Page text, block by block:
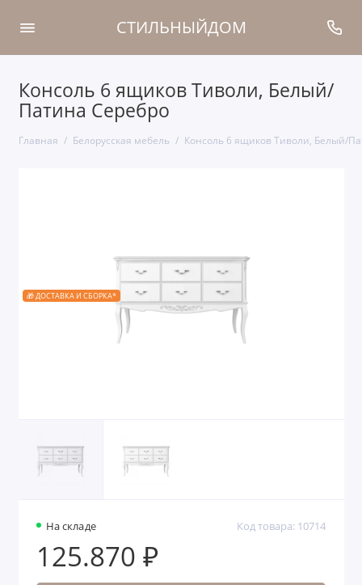
СТИЛЬНЫЙДОМ
Консоль 6 ящиков Тиволи, Белый/
Патина Серебро
Главная Белорусская мебель Консоль 6 ящиков Тиволи, Белый/
🎁 ДОСТАВКА И СБОРКА*
На складе Код товара: 10714
125.870 ₽